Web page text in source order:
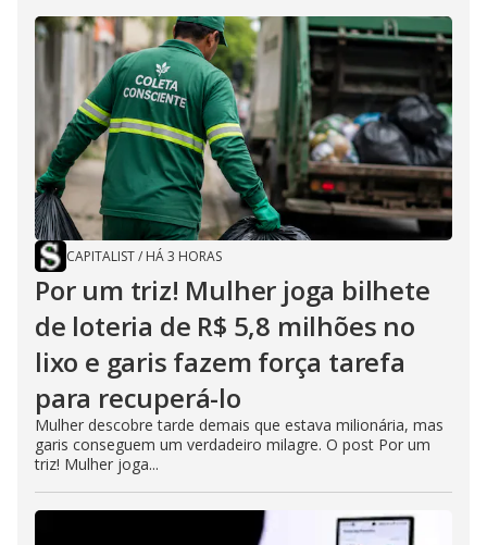
CAPITALIST/ HÁ 3 HORAS
Por um triz! Mulher joga bilhete
de loteria de R$ 5,8 milhões no
lixo e garis fazem força tarefa
para recuperá-lo
Mulher descobre tarde demais que estava milionária, mas
garis conseguem um verdadeiro milagre. O post Por um
triz! Mulher joga...